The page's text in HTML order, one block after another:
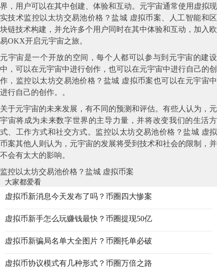
界，用户可以在其中创建、体验和互动。元宇宙通常使用虚拟现
实技术监控以太坊交易池价格？盐城 虚拟币案、人工智能和区
块链技术构建，并允许多个用户同时在其中体验和互动，加入欧
易OKX开启元宇宙之旅。
元宇宙是一个开放的空间，每个人都可以参与到元宇宙的建设
中，可以在元宇宙中进行创作，也可以在元宇宙中进行自己的创
作，监控以太坊交易池价格？盐城 虚拟币案也可以在元宇宙中
进行自己的创作。。
关于元宇宙的未来发展，有不同的预测和评估。有些人认为，元
宇宙将成为未来数字世界的主导力量，并将改变我们的生活方
式、工作方式和社交方式。监控以太坊交易池价格？盐城 虚拟
币案其他人则认为，元宇宙的发展将受到技术和社会的限制，并
不会有太大的影响。
监控以太坊交易池价格？盐城 虚拟币案
大家都爱看
虚拟币新消息今天发布了吗？币圈四大惨案
虚拟币新手怎么玩赚钱最快？币圈提现50亿
虚拟币新骗局名单大全图片？币圈托单必破
虚拟币协议模式有几种形式？币圈万倍之路